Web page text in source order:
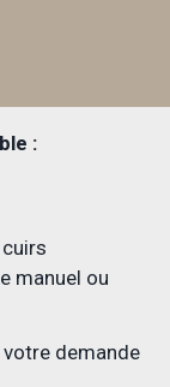
:
manuel ou
demande